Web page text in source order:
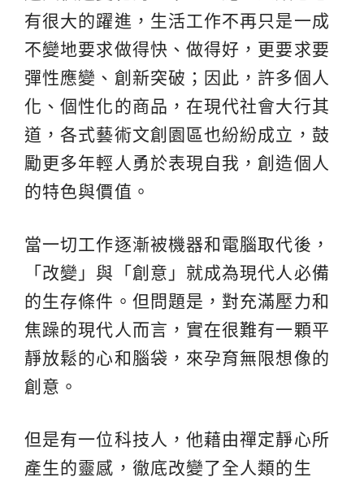
有很大的躍進，生活工作不再只是一成
不變地要求做得快、做得好，更要求要
彈性應變、創新突破；因此，許多個人
化、個性化的商品，在現代社會大行其
道，各式藝術文創園區也紛紛成立，鼓
勵更多年輕人勇於表現自我，創造個人
的特色與價值。
當一切工作逐漸被機器和電腦取代後，
「改變」與「創意」就成為現代人必備
的生存條件。但問題是，對充滿壓力和
焦躁的現代人而言，實在很難有一顆平
靜放鬆的心和腦袋，來孕育無限想像的
創意。
但是有一位科技人，他藉由禪定靜心所
產生的靈感，徹底改變了全人類的生